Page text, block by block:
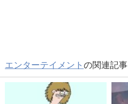
エンターテイメント の関連記事